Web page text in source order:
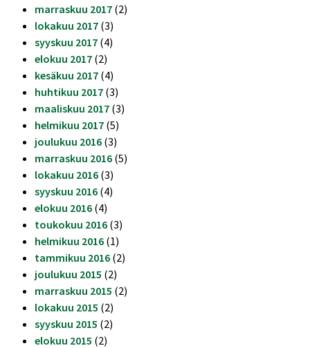
marraskuu 2017 (2)
lokakuu 2017 (3)
syyskuu 2017 (4)
elokuu 2017 (2)
kesäkuu 2017 (4)
huhtikuu 2017 (3)
maaliskuu 2017 (3)
helmikuu 2017 (5)
joulukuu 2016 (3)
marraskuu 2016 (5)
lokakuu 2016 (3)
syyskuu 2016 (4)
elokuu 2016 (4)
toukokuu 2016 (3)
helmikuu 2016 (1)
tammikuu 2016 (2)
joulukuu 2015 (2)
marraskuu 2015 (2)
lokakuu 2015 (2)
syyskuu 2015 (2)
elokuu 2015 (2)